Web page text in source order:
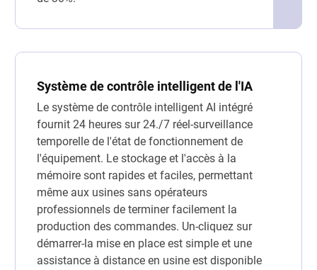
Système de contrôle intelligent de l'IA
Le système de contrôle intelligent AI intégré
fournit 24 heures sur 24./7 réel-surveillance
temporelle de l'état de fonctionnement de
l'équipement. Le stockage et l'accès à la
mémoire sont rapides et faciles, permettant
même aux usines sans opérateurs
professionnels de terminer facilement la
production des commandes. Un-cliquez sur
démarrer-la mise en place est simple et une
assistance à distance en usine est disponible